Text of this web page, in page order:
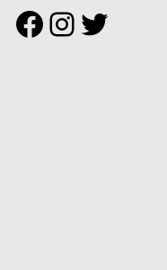
Facebook
Instagram
Twitter